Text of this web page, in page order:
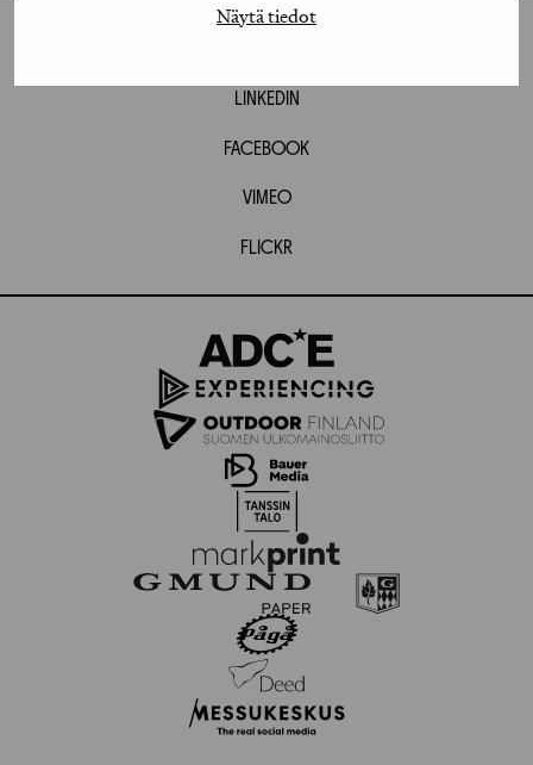
Näytä tiedot
LINKEDIN
FACEBOOK
VIMEO
FLICKR